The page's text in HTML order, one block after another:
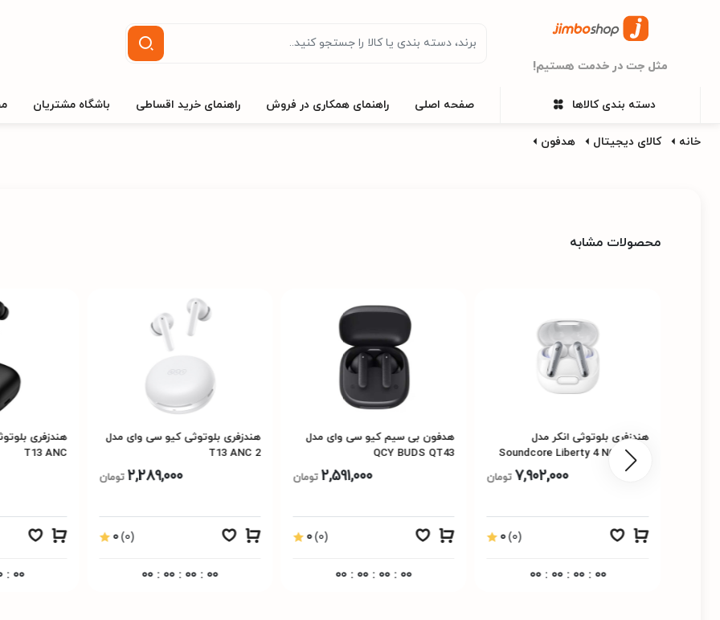
مثل جت در خدمت هستیم!
دسته بندی کالاها صفحه اصلی راهنمای همکاری در فروش راهنمای خرید اقساطی باشگاه مشتریان
خانه کالای دیجیتال هدفون
محصولات مشابه
هندزفری بلوتوثی انکر مدل
Soundcore Liberty 4 NC A3947
7,902,000 تومان
0(0)
00 : 00 : 00 : 00
هدفون بی سیم کیو سی وای مدل
QCY BUDS QT43
2,591,000 تومان
0(0)
00 : 00 : 00 : 00
هندزفری بلوتوثی کیو سی وای مدل
T13 ANC 2
2,289,000 تومان
0(0)
00 : 00 : 00 : 00
هندزفری
T13 ANC
: 00